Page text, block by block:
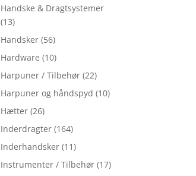
Handske & Dragtsystemer
(13)
Handsker (56)
Hardware (10)
Harpuner / Tilbehør (22)
Harpuner og håndspyd (10)
Hætter (26)
Inderdragter (164)
Inderhandsker (11)
Instrumenter / Tilbehør (17)